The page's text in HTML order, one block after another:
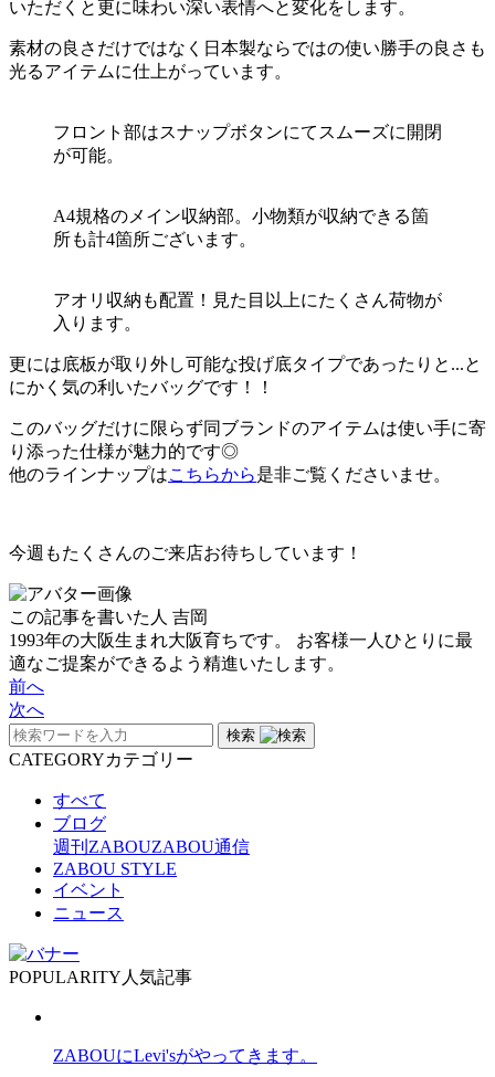
いただくと更に味わい深い表情へと変化をします。
素材の良さだけではなく日本製ならではの使い勝手の良さも
光るアイテムに仕上がっています。
フロント部はスナップボタンにてスムーズに開閉
が可能。
A4規格のメイン収納部。小物類が収納できる箇
所も計4箇所ございます。
アオリ収納も配置！見た目以上にたくさん荷物が
入ります。
更には底板が取り外し可能な投げ底タイプであったりと...と
にかく気の利いたバッグです！！
このバッグだけに限らず同ブランドのアイテムは使い手に寄
り添った仕様が魅力的です◎
他のラインナップはこちらから是非ご覧くださいませ。
今週もたくさんのご来店お待ちしています！
この記事を書いた人 吉岡
1993年の大阪生まれ大阪育ちです。 お客様一人ひとりに最
適なご提案ができるよう精進いたします。
前へ
次へ
検索
CATEGORYカテゴリー
すべて
ブログ
週刊ZABOUZABOU通信
ZABOU STYLE
イベント
ニュース
POPULARITY 人気記事
ZABOUにLevi'sがやってきます。